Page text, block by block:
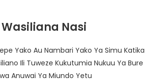
Wasiliana Nasi
Yako Au Nambari Yako Ya Simu Katika
Ili Tuweze Kukutumia Nukuu Ya Bure
Anuwai Ya Miundo Yetu